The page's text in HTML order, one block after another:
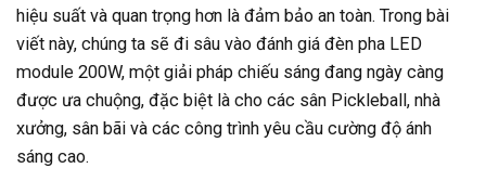
hiệu suất và quan trọng hơn là đảm bảo an toàn. Trong bài
viết này, chúng ta sẽ đi sâu vào đánh giá đèn pha LED
module 200W, một giải pháp chiếu sáng đang ngày càng
được ưa chuộng, đặc biệt là cho các sân Pickleball, nhà
xưởng, sân bãi và các công trình yêu cầu cường độ ánh
sáng cao.